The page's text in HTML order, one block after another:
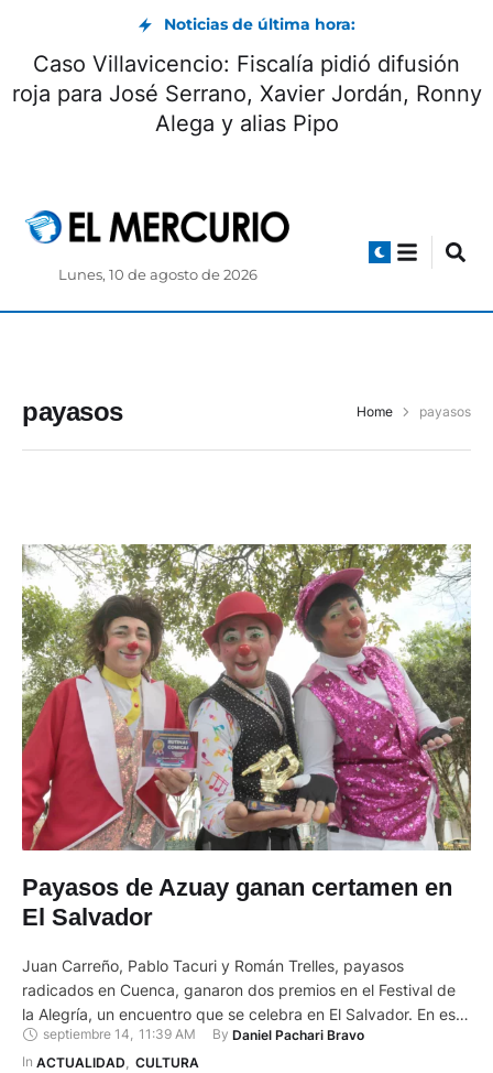
Noticias de última hora:
Caso Villavicencio: Fiscalía pidió difusión
roja para José Serrano, Xavier Jordán, Ronny
Alega y alias Pipo
Lunes, 10 de agosto de 2026
payasos Home payasos
Payasos de Azuay ganan certamen en
El Salvador
Juan Carreño, Pablo Tacuri y Román Trelles, payasos
radicados en Cuenca, ganaron dos premios en el Festival de
la Alegría, un encuentro que se celebra en El Salvador. En ese
país se reconocen los mejores trabajos relacionados con el
oficio de ser payaso. En su caso, los tres compañeros y
septiembre 14, 11:39 AM By Daniel Pachari Bravo
In ACTUALIDAD CULTURA